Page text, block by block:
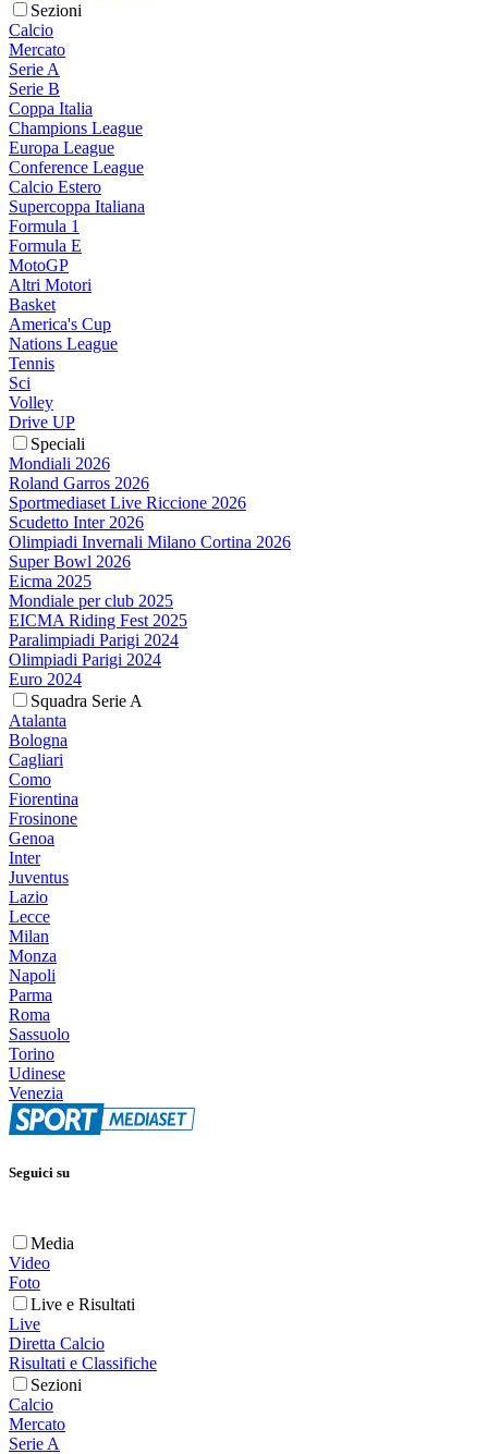
Sezioni
Calcio
Mercato
Serie A
Serie B
Coppa Italia
Champions League
Europa League
Conference League
Calcio Estero
Supercoppa Italiana
Formula 1
Formula E
MotoGP
Altri Motori
Basket
America's Cup
Nations League
Tennis
Sci
Volley
Drive UP
Speciali
Mondiali 2026
Roland Garros 2026
Sportmediaset Live Riccione 2026
Scudetto Inter 2026
Olimpiadi Invernali Milano Cortina 2026
Super Bowl 2026
Eicma 2025
Mondiale per club 2025
EICMA Riding Fest 2025
Paralimpiadi Parigi 2024
Olimpiadi Parigi 2024
Euro 2024
Squadra Serie A
Atalanta
Bologna
Cagliari
Como
Fiorentina
Frosinone
Genoa
Inter
Juventus
Lazio
Lecce
Milan
Monza
Napoli
Parma
Roma
Sassuolo
Torino
Udinese
Venezia
Seguici su
Media
Video
Foto
Live e Risultati
Live
Diretta Calcio
Risultati e Classifiche
Sezioni
Calcio
Mercato
Serie A